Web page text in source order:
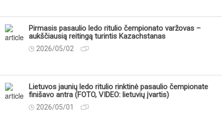
Pirmasis pasaulio ledo ritulio čempionato varžovas –
aukščiausią reitingą turintis Kazachstanas
2026/05/02
Lietuvos jaunių ledo ritulio rinktinė pasaulio čempionate
finišavo antra (FOTO, VIDEO: lietuvių įvartis)
2026/05/01